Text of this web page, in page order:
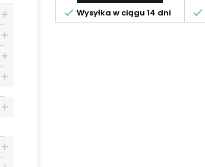
 Wysyłka w ciągu 14 dni 